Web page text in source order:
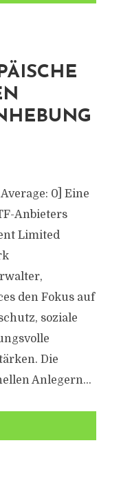
0] Eine
Anbieters
Limited
den Fokus auf
soziale
Die
Anlegern...